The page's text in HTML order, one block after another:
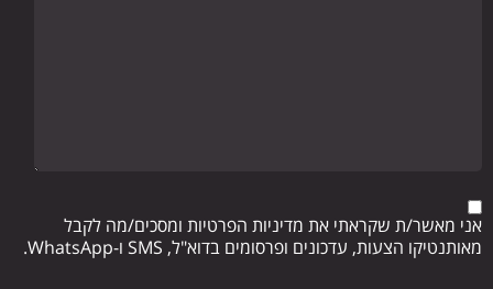
אני מאשר/ת שקראתי את מדיניות הפרטיות ומסכים/מה לקבל
מאותנטיקו הצעות, עדכונים ופרסומים בדוא"ל, SMS ו-WhatsApp.